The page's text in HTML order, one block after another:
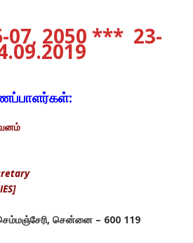
07, 2050 *** 23-
, சென்னை – 600 119